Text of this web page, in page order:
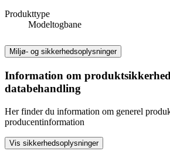
Produkttype
Modeltogbane
Miljø- og sikkerhedsoplysninger
Information om
databehandling
Her finder du information om generel
producentinformation
Vis sikkerhedsoplysninger